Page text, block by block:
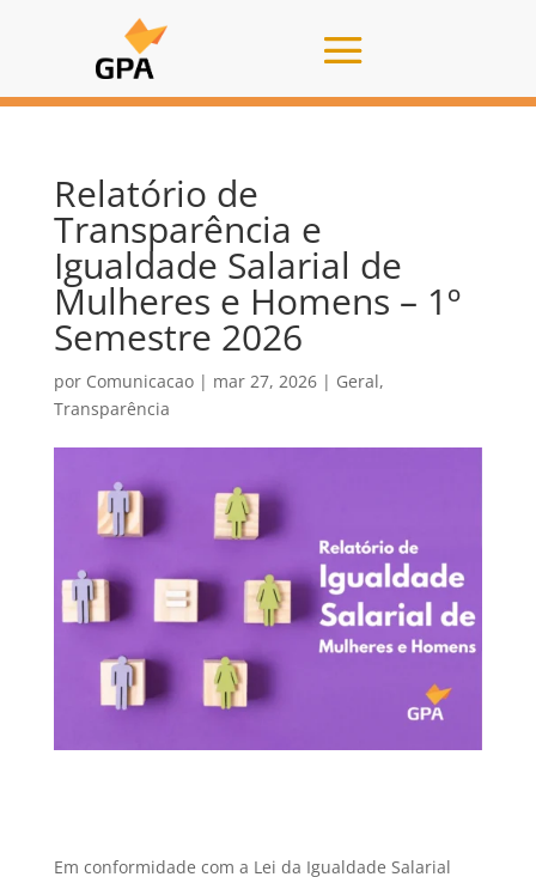
Relatório de
Transparência e
Igualdade Salarial de
Mulheres e Homens – 1º
Semestre 2026
por Comunicacao| mar 27, 2026| Geral,
Transparência
Em conformidade com a Lei da Igualdade Salarial